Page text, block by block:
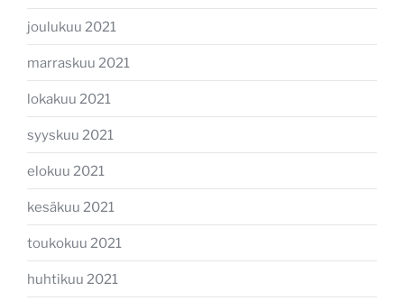
joulukuu 2021
marraskuu 2021
lokakuu 2021
syyskuu 2021
elokuu 2021
kesäkuu 2021
toukokuu 2021
huhtikuu 2021